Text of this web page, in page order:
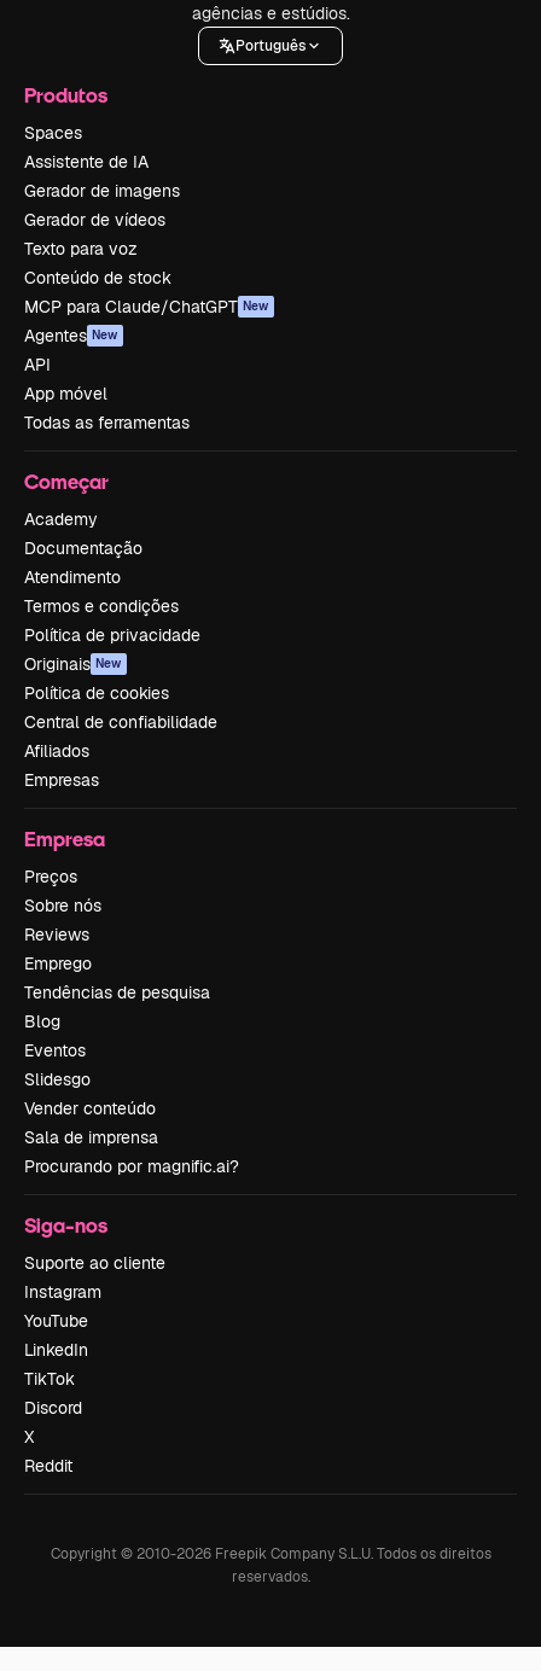
agências e estúdios.
Português
Produtos
Spaces
Assistente de IA
Gerador de imagens
Gerador de vídeos
Texto para voz
Conteúdo de stock
MCP para Claude/ChatGPT New
Agentes New
API
App móvel
Todas as ferramentas
Começar
Academy
Documentação
Atendimento
Termos e condições
Política de privacidade
Originais New
Política de cookies
Central de confiabilidade
Afiliados
Empresas
Empresa
Preços
Sobre nós
Reviews
Emprego
Tendências de pesquisa
Blog
Eventos
Slidesgo
Vender conteúdo
Sala de imprensa
Procurando por magnific.ai?
Siga-nos
Suporte ao cliente
Instagram
YouTube
LinkedIn
TikTok
Discord
X
Reddit
Copyright © 2010-2026Freepik Company S.L.U. Todos os direitos
reservados.